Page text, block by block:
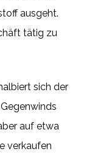
ausgeht.
tätig zu
sich der
auf etwa
verkaufen